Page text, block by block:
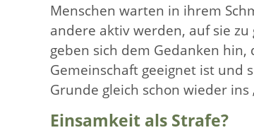
Menschen warten in ihrem
andere aktiv werden, auf sie
geben sich dem Gedanken
Gemeinschaft geeignet ist und
Grunde gleich schon wieder ins
Einsamkeit als Strafe?